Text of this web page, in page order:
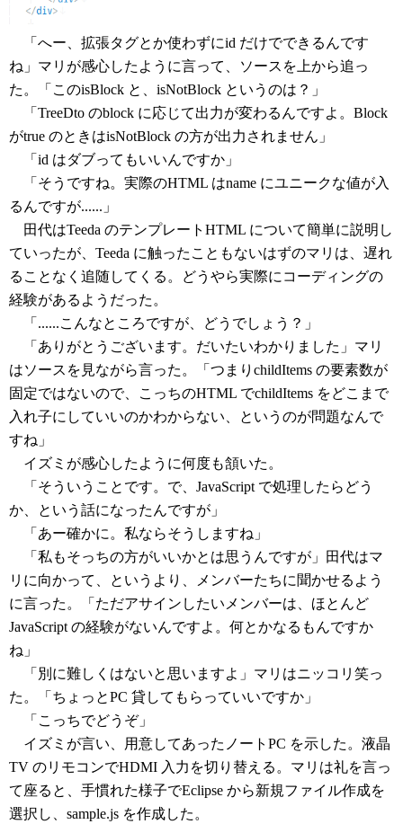
「へー、拡張タグとか使わずにid だけでできるんです
ね」マリが感心したように言って、ソースを上から追っ
た。「このisBlock と、isNotBlock というのは？」
「TreeDto のblock に応じて出力が変わるんですよ。Block
がtrue のときはisNotBlock の方が出力されません」
「id はダブってもいいんですか」
「そうですね。実際のHTML はname にユニークな値が入
るんですが......」
田代はTeeda のテンプレートHTML について簡単に説明し
ていったが、Teeda に触ったこともないはずのマリは、遅れ
ることなく追随してくる。どうやら実際にコーディングの
経験があるようだった。
「......こんなところですが、どうでしょう？」
「ありがとうございます。だいたいわかりました」マリ
はソースを見ながら言った。「つまりchildItems の要素数が
固定ではないので、こっちのHTML でchildItems をどこまで
入れ子にしていいのかわからない、というのが問題なんで
すね」
イズミが感心したように何度も頷いた。
「そういうことです。で、JavaScript で処理したらどう
か、という話になったんですが」
「あー確かに。私ならそうしますね」
「私もそっちの方がいいかとは思うんですが」田代はマ
リに向かって、というより、メンバーたちに聞かせるよう
に言った。「ただアサインしたいメンバーは、ほとんど
JavaScript の経験がないんですよ。何とかなるもんですか
ね」
「別に難しくはないと思いますよ」マリはニッコリ笑っ
た。「ちょっとPC 貸してもらっていいですか」
「こっちでどうぞ」
イズミが言い、用意してあったノートPC を示した。液晶
TV のリモコンでHDMI 入力を切り替える。マリは礼を言っ
て座ると、手慣れた様子でEclipse から新規ファイル作成を
選択し、sample.js を作成した。